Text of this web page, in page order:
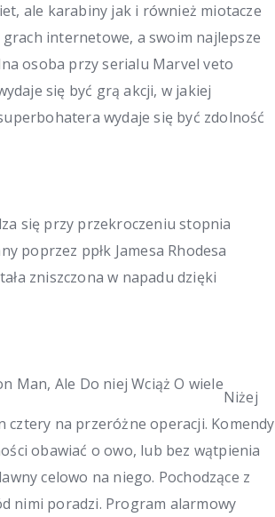
ale karabiny jak i również miotacze
internetowe, a swoim najlepsze
osoba przy serialu Marvel veto
się być grą akcji, w jakiej
wydaje się być zdolność
się przy przekroczeniu stopnia
poprzez ppłk Jamesa Rhodesa
zniszczona w napadu dzięki
Niżej
na przeróżne operacji. Komendy
obawiać o owo, lub bez wątpienia
celowo na niego. Pochodzące z
nimi poradzi. Program alarmowy